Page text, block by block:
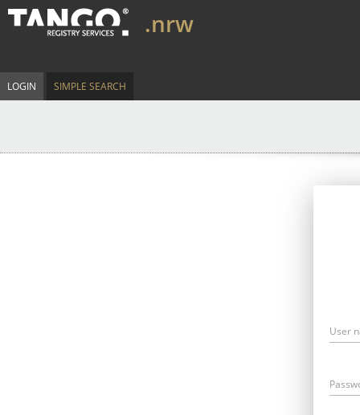
.nrw
LOGIN SIMPLE SEARCH
User